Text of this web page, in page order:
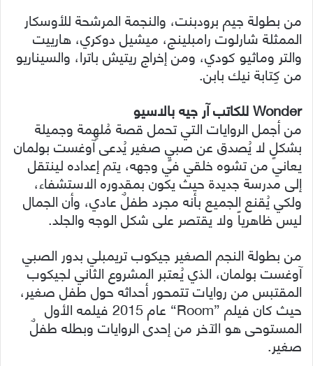
من بطولة جيم برودبنت، والنجمة المرشحة للأوسكار
الممثلة شارلوت رامبلينج، ميشيل دوكري، هارييت
والتر وماثيو كودي، ومن إخراج ريتيش باترا، والسيناريو
من كِتابة نيك بابن.
Wonder للكاتب آر جيه بالاسيو
من أجمل الروايات التي تحمل قصة مُلهِمة وجميلة
بشكلٍ لا يُصدق عن صبيٍ صغير يُدعى آوغست بولمان
يعاني من تشوه خلقي في وجهه، يتم إعداده لينتقل
إلى مدرسة جديدة حيث يكون بمقدوره الاستشفاء،
ولكي يُقنع الجميع بأنه مجرد طفلٌ عادي، وأن الجمال
ليس ظاهرياً ولا يقتصر على شكل الوجه والجلد.
من بطولة النجم الصغير جيكوب تريمبلي بدور الصبي
آوغست بولمان، الذي يُعتبر المشروع الثاني لجيكوب
المقتبس من روايات تتمحور أحداثه حول طفل صغير،
حيث كان فيلم ”Room“ عام 2015 فيلمه الأول
المستوحى هو الآخر من إحدى الروايات وبطله طفلٌ
صغير.